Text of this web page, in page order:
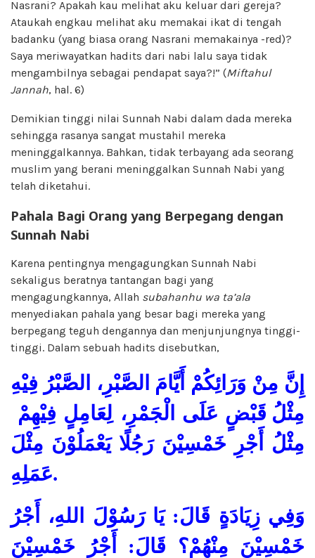
Nasrani? Apakah kau melihat aku keluar dari gereja?
Ataukah engkau melihat aku memakai ikat di tengah
badanku (yang biasa orang Nasrani memakainya -red)?
Saya meriwayatkan hadits dari nabi lalu saya tidak
mengambilnya sebagai pendapat saya?!” (Miftahul
Jannah, hal. 6)
Demikian tinggi nilai Sunnah Nabi dalam dada mereka
sehingga rasanya sangat mustahil mereka
meninggalkannya. Bahkan, tidak terbayang ada seorang
muslim yang berani meninggalkan Sunnah Nabi yang
telah diketahui.
Pahala Bagi Orang yang Berpegang dengan
Sunnah Nabi
Karena pentingnya mengagungkan Sunnah Nabi
sekaligus beratnya tantangan bagi yang
mengagungkannya, Allah subahanhu wa ta’ala
menyediakan pahala yang besar bagi mereka yang
berpegang teguh dengannya dan menjunjungnya tinggi-
tinggi. Dalam sebuah hadits disebutkan,
إِنَّ مِنْ وَرَائِكُمْ أَيَّامَ الصَّبْرِ، الصَّبْرُ فِيْهِ
مِثْلُ قَبْضٍ عَلَى الْجَمْرِ، لِعَامِلٍ فِيْهِمْ
مِثْلُ أَجْرِ خَمْسِيْنَ رَجُلًا يَعْمَلُوْنَ مِثْلَ
عَمَلِهِ.
وَفِي زِيَادَةٍ قَالَ: يَا رَسُوْلَ اللهِ، أَجْرُ
خَمْسِيْنَ مِنْهُمْ؟ قَالَ: أَجْرُ خَمْسِيْنَ